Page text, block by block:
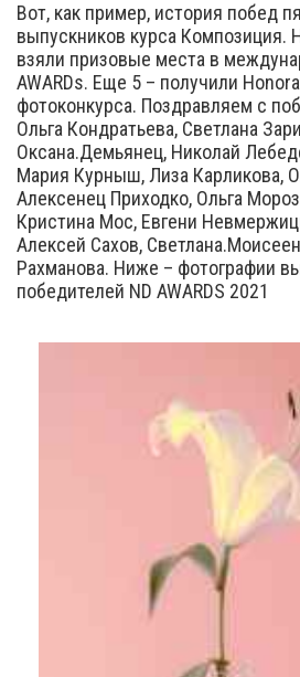
Вот, как пример, история побед
выпускников курса Композиция.
взяли призовые места в
AWARDs. Еще 5 – получили
фотоконкурса. Поздравляем с
Ольга Кондратьева, Светлана
Оксана.Демьянец, Николай
Мария Курныш, Лиза Карликова,
Алексенец Приходко, Ольга
Кристина Мос, Евгени
Алексей Сахов,
Рахманова. Ниже – фотографии
победителей ND AWARDS 2021